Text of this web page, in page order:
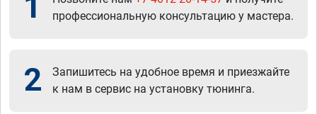
профессиональную консультацию у мастера.
2
Запишитесь на удобное время и приезжайте
к нам в сервис на установку тюнинга.